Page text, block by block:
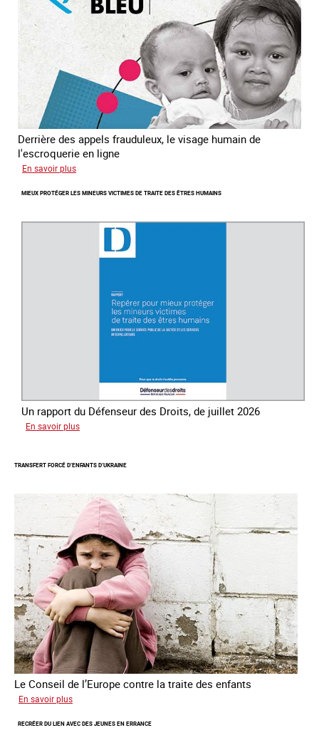
est
Derrière des appels frauduleux, le visage humain de
l'escroquerie en ligne
En savoir plus
mondiale
lutte
MIEUX PROTÉGER LES MINEURS VICTIMES DE TRAITE DES ÊTRES HUMAINS
Un rapport du Défenseur des Droits, de juillet 2026
En savoir plus
les
victimes
de
traite
des
êtres
humains
TRANSFERT FORCÉ D’ENFANTS D’UKRAINE
Le Conseil de l’Europe contre la traite des enfants
En savoir plus
forcé
RECRÉER DU LIEN AVEC DES JEUNES EN ERRANCE